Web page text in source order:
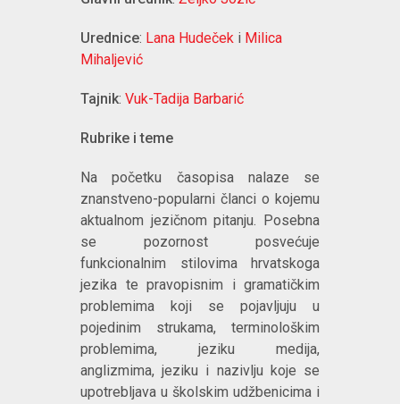
Urednice: Lana Hudeček i Milica
Mihaljević
Tajnik: Vuk-Tadija Barbarić
Rubrike i teme
Na početku časopisa nalaze se
znanstveno-popularni članci o kojemu
aktualnom jezičnom pitanju. Posebna
se pozornost posvećuje
funkcionalnim stilovima hrvatskoga
jezika te pravopisnim i gramatičkim
problemima koji se pojavljuju u
pojedinim strukama, terminološkim
problemima, jeziku medija,
anglizmima, jeziku i nazivlju koje se
upotrebljava u školskim udžbenicima i